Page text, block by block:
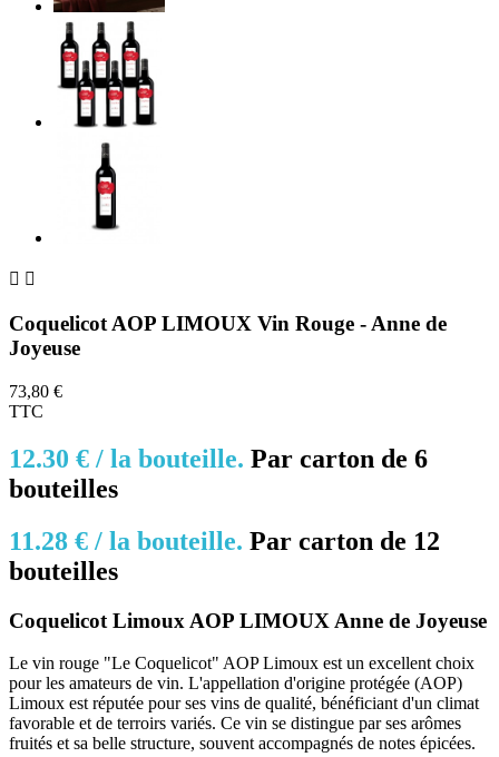
 
Coquelicot AOP LIMOUX Vin Rouge - Anne de
Joyeuse
73,80 €
TTC
12.30 € / la bouteille. Par carton de 6
bouteilles
11.28 € / la bouteille. Par carton de 12
bouteilles
Coquelicot Limoux AOP LIMOUX Anne de Joyeuse
Le vin rouge "Le Coquelicot" AOP Limoux est un excellent choix
pour les amateurs de vin. L'appellation d'origine protégée (AOP)
Limoux est réputée pour ses vins de qualité, bénéficiant d'un climat
favorable et de terroirs variés. Ce vin se distingue par ses arômes
fruités et sa belle structure, souvent accompagnés de notes épicées.